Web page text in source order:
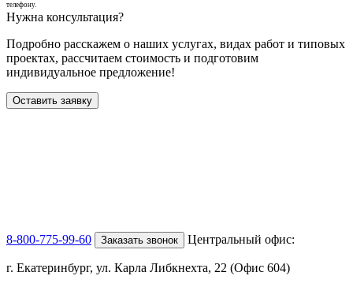
телефону.
Нужна консультация?
Подробно расскажем о наших услугах, видах работ и типовых
проектах, рассчитаем стоимость и подготовим
индивидуальное предложение!
Оставить заявку
8-800-775-99-60 Заказать звонок Центральный офис:
г. Екатеринбург, ул. Карла Либкнехта, 22 (Офис 604)